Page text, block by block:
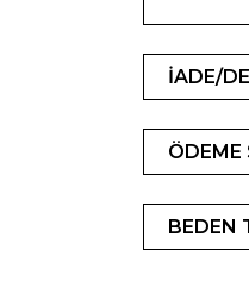
İADE/
ÖDEME
BEDEN